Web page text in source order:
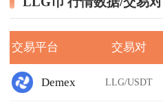
交易平台 交易对
Demex LLG/USDT